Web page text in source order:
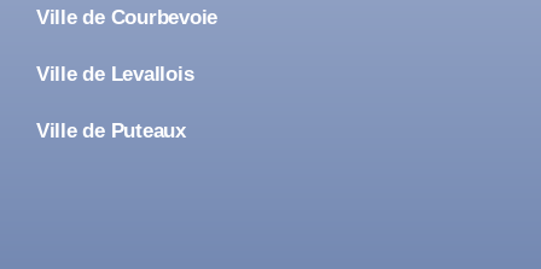
Ville de Courbevoie
Ville de Levallois
Ville de Puteaux